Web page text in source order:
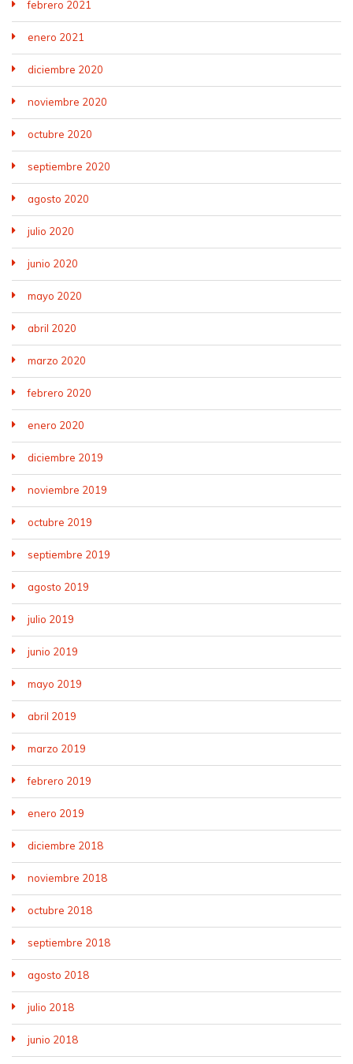
febrero 2021
enero 2021
diciembre 2020
noviembre 2020
octubre 2020
septiembre 2020
agosto 2020
julio 2020
junio 2020
mayo 2020
abril 2020
marzo 2020
febrero 2020
enero 2020
diciembre 2019
noviembre 2019
octubre 2019
septiembre 2019
agosto 2019
julio 2019
junio 2019
mayo 2019
abril 2019
marzo 2019
febrero 2019
enero 2019
diciembre 2018
noviembre 2018
octubre 2018
septiembre 2018
agosto 2018
julio 2018
junio 2018